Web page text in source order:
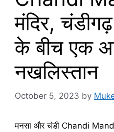
मंदिर,
के बीच एक
नखलिस्तान
October 5, 2023 by
मनसा और चंडी Chandi